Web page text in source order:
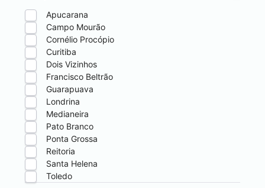
Apucarana
Campo Mourão
Cornélio Procópio
Curitiba
Dois Vizinhos
Francisco Beltrão
Guarapuava
Londrina
Medianeira
Pato Branco
Ponta Grossa
Reitoria
Santa Helena
Toledo